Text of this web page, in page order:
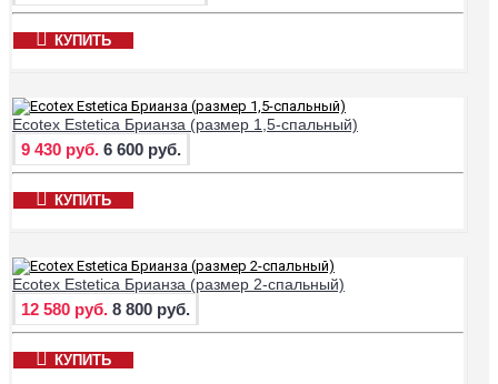
КУПИТЬ
Ecotex Estetica Брианза (размер 1,5-спальный)
9 430 руб. 6 600 руб.
КУПИТЬ
Ecotex Estetica Брианза (размер 2-спальный)
12 580 руб. 8 800 руб.
КУПИТЬ